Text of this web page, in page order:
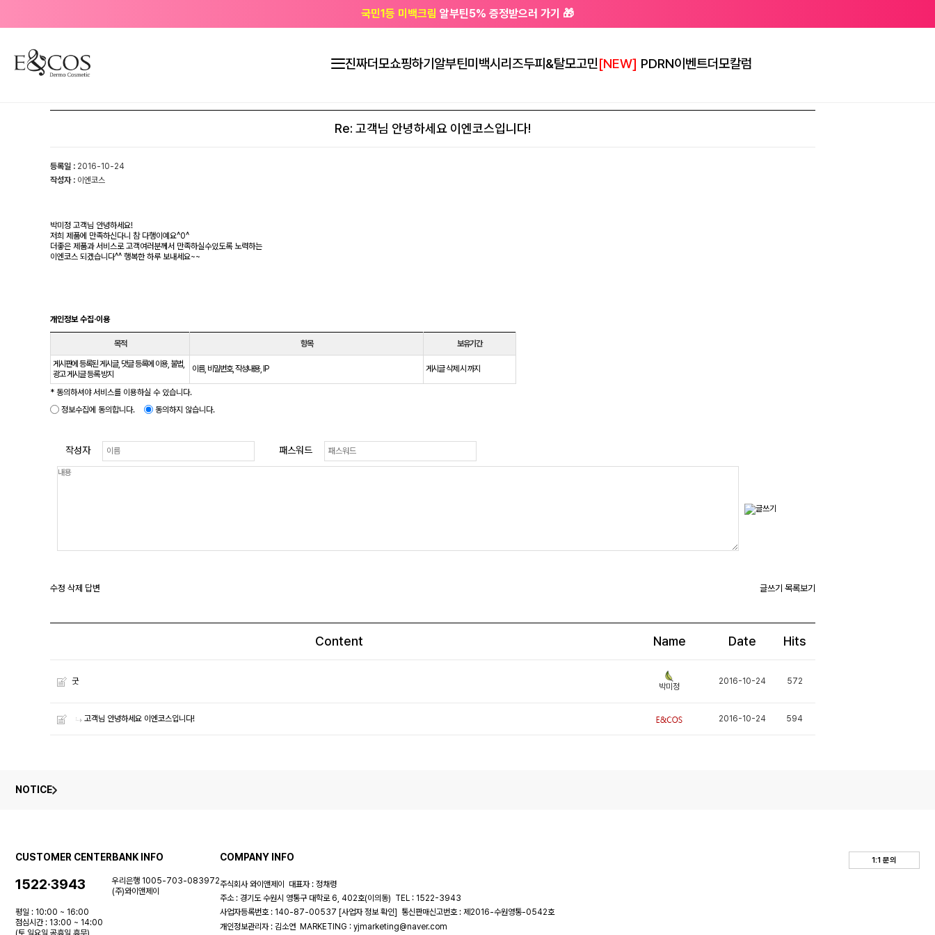
국민1등 미백크림 알부틴5% 증정받으러 가기 🎁
진짜더모쇼핑하기 알부틴미백시리즈두피&탈모고민[NEW] PDRN이벤트더모칼럼
Re: 고객님 안녕하세요 이엔코스입니다!
등록일 : 2016-10-24
작성자 : 이엔코스
박미정 고객님 안녕하세요!
저희 제품에 만족하신다니 참 다행이예요^0^
더좋은 제품과 서비스로 고객여러분께서 만족하실수있도록 노력하는
이엔코스 되겠습니다^^ 행복한 하루 보내세요~~
개인정보 수집·이용
목적 항목 보유기간
게시판에 등록된 게시글, 댓글 등록에 이용, 불법,
광고 게시글 등록 방지
이름, 비밀번호, 작성내용, IP 게시글 삭제 시 까지
* 동의하셔야 서비스를 이용하실 수 있습니다.
정보수집에 동의합니다.
동의하지 않습니다.
작성자 패스워드
수정 삭제 답변 글쓰기 목록보기
Content Name Date Hits
굿
박미정
2016-10-24 572
고객님 안녕하세요 이엔코스입니다! 2016-10-24 594
NOTICE
CUSTOMER CENTER
1522·3943
평일 : 10:00 ~ 16:00
점심시간 : 13:00 ~ 14:00
(토,일요일,공휴일 휴무)
BANK INFO
우리은행 1005-703-083972
(주)와이앤제이
COMPANY INFO
주식회사 와이앤제이
대표자 : 정채령
주소 : 경기도 수원시 영통구 대학로 6, 402호(이의동) TEL : 1522-3943
사업자등록번호 : 140-87-00537 [사업자 정보 확인] 통신판매신고번호 : 제2016-수원영통-0542호
개인정보관리자 : 김소연 MARKETING : yjmarketing@naver.com
1:1 문의